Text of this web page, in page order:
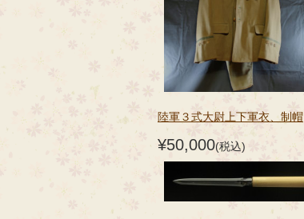
陸軍３式大尉上下軍衣、制帽
¥50,000(税込)